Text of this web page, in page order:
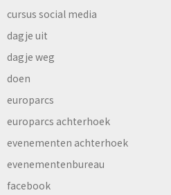
cursus social media
dagje uit
dagje weg
doen
europarcs
europarcs achterhoek
evenementen achterhoek
evenementenbureau
facebook